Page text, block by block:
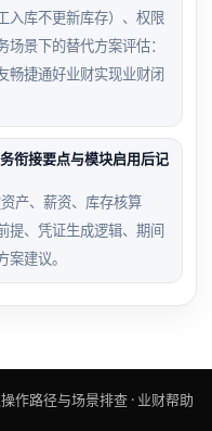
入库不更新库存）、权限
景下的替代方案评估：
畅捷通好业财实现业财闭
衔接要点与模块启用后记
产、薪资、库存核算
提、凭证生成逻辑、期间
建议。
作路径与场景排查 · 业财帮助